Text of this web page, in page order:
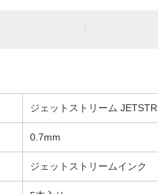
ジェットストリーム
0.7mm
ジェットストリームインク